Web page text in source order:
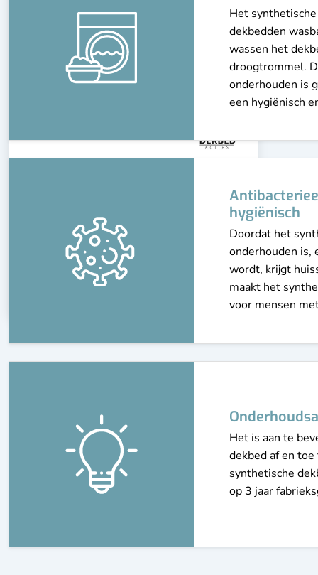
Het
dekbedden
wassen het
droogtrommel.
onderhouden is
een hygiënisch
hygiënisch
Doordat het
onderhouden is,
wordt, krijgt
maakt het
voor mensen
Het is aan te
dekbed af en
synthetische
op 3 jaar
Synthetisch
Warmteklasse 2 (Winter)
Anti-allergie
Synthetisch dekbed –
anti-allergie (4-
seizoenen – dubbel)
Anti-allergie
Onderhoudsvriendelijk
Wasbaar tot 90 °C
Minder luxe afwerking
Vanaf
99,-
kinderdekbed
kinderdekbedden tweepersoons dekbed